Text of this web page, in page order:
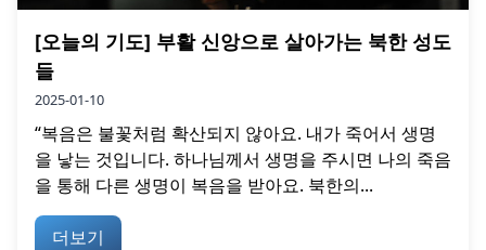
[오늘의 기도] 부활 신앙으로 살아가는 북한 성도
들
2025-01-10
“복음은 불꽃처럼 확산되지 않아요. 내가 죽어서 생명
을 낳는 것입니다. 하나님께서 생명을 주시면 나의 죽음
을 통해 다른 생명이 복음을 받아요. 북한의...
더보기